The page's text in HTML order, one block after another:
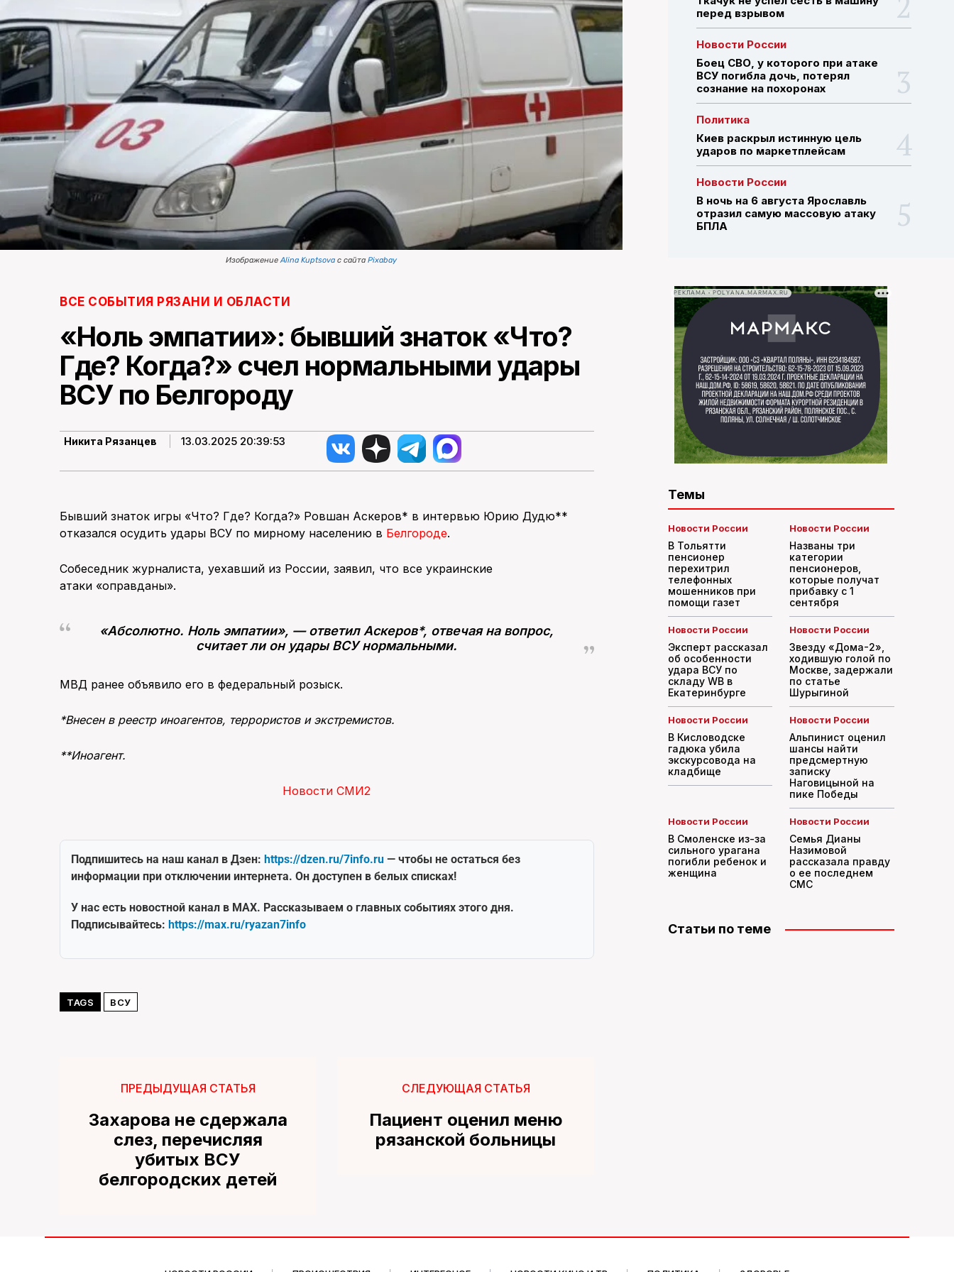
ПОИСК ПО САЙТУ
ИзображениеAlina Kuptsovaс сайта Pixabay
ВСЕ СОБЫТИЯ РЯЗАНИ И ОБЛАСТИ
«Ноль эмпатии»: бывший знаток «Что?
Где? Когда?» счел нормальными удары
ВСУ по Белгороду
Никита Рязанцев 13.03.2025 20:39:53
Бывший знаток игры «Что? Где? Когда?» Ровшан Аскеров* в интервью Юрию Дудю**
отказался осудить удары ВСУ по мирному населению в Белгороде.
Собеседник журналиста, уехавший из России, заявил, что все украинские
атаки «оправданы».
«Абсолютно. Ноль эмпатии», — ответил Аскеров*, отвечая на вопрос,
считает ли он удары ВСУ нормальными.
МВД ранее объявило его в федеральный розыск.
*Внесен в реестр иноагентов, террористов и экстремистов.
**Иноагент.
Новости СМИ2
Подпишитесь на наш канал в Дзен: https://dzen.ru/7info.ru — чтобы не остаться без
информации при отключении интернета. Он доступен в белых списках!
У нас есть новостной канал в MAX. Рассказываем о главных событиях этого дня.
Подписывайтесь: https://max.ru/ryazan7info
TAGS ВСУ
ПРЕДЫДУЩАЯ СТАТЬЯ
Захарова не сдержала
слез, перечисляя
убитых ВСУ
белгородских детей
СЛЕДУЮЩАЯ СТАТЬЯ
Пациент оценил меню
рязанской больницы
перед взрывом
Новости России
Боец СВО, у которого при атаке
ВСУ погибла дочь, потерял
сознание на похоронах
Политика
Киев раскрыл истинную цель
ударов по маркетплейсам
Новости России
В ночь на 6 августа Ярославль
отразил самую массовую атаку
БПЛА
РЕКЛАМА • POLYANA.MARMAX.RU
Темы
Новости России
В Тольятти
пенсионер
перехитрил
телефонных
мошенников при
помощи газет
Новости России
Названы три
категории
пенсионеров,
которые получат
прибавку с 1
сентября
Новости России
Эксперт рассказал
об особенности
удара ВСУ по
складу WB в
Екатеринбурге
Новости России
Звезду «Дома-2»,
ходившую голой по
Москве, задержали
по статье
Шурыгиной
Новости России
В Кисловодске
гадюка убила
экскурсовода на
кладбище
Новости России
Альпинист оценил
шансы найти
предсмертную
записку
Наговицыной на
пике Победы
Новости России
В Смоленске из-за
сильного урагана
погибли ребенок и
женщина
Новости России
Семья Дианы
Назимовой
рассказала правду
о ее последнем
СМС
Статьи по теме